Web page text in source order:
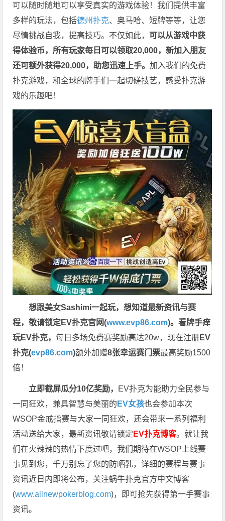
可以随时随地可以享受真实的游戏体验！我们提供丰富
多样的玩法，包括德州扑克、奥马哈、短牌等等，让您
尽情挑战自我，提高技巧。不仅如此， 可以从游戏中获
得体验币，所有玩家每日可以领取20,000，新加入朋友
还可额外获得20,000，助您迅速上手。加入我们的免费
扑克游戏，和全球的牌手们一起切磋技艺，感受扑克游
戏的乐趣吧！
想跟美女Sashimi一起玩，想知道最新资讯与赛
程，敬请锁定EV扑克官网(www.evp86.com)。看牌手痒
玩EV扑克，每日多场免费赛奖励高达20w，现在注册EV
扑克(evp86.com)额外加赠8张幸运赛门票最高奖励1500
倍！
立即截屏瓜分10亿奖励， EV扑克为能助力全民参与
一同狂欢，兼具智慧与美丽的 EV女孩也会参加本次
WSOP金戒指赛与大家一同狂欢，还会带来一系列福利
活动送给大家，最新资讯敬请锁定 EV扑克博客。就让我
们在火辣辣的热情下度过吧，我们期待在WSOP上线赛
事见到您，千万别忘了您的防晒乳，详细的赛程与赛事
资讯近日内即将公布，关注蜗牛扑克官方中文博客
(www.allnewpokerblog.com)，即可抢先获得第一手赛事
资讯。